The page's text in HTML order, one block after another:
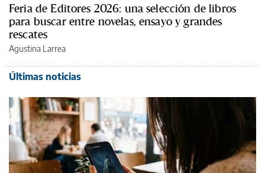
Feria de Editores 2026: una selección de libros
para buscar entre novelas, ensayo y grandes
rescates
Agustina Larrea
Últimas noticias